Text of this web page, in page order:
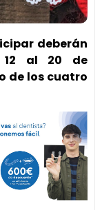
deberán
12 al 20 de
de los cuatro